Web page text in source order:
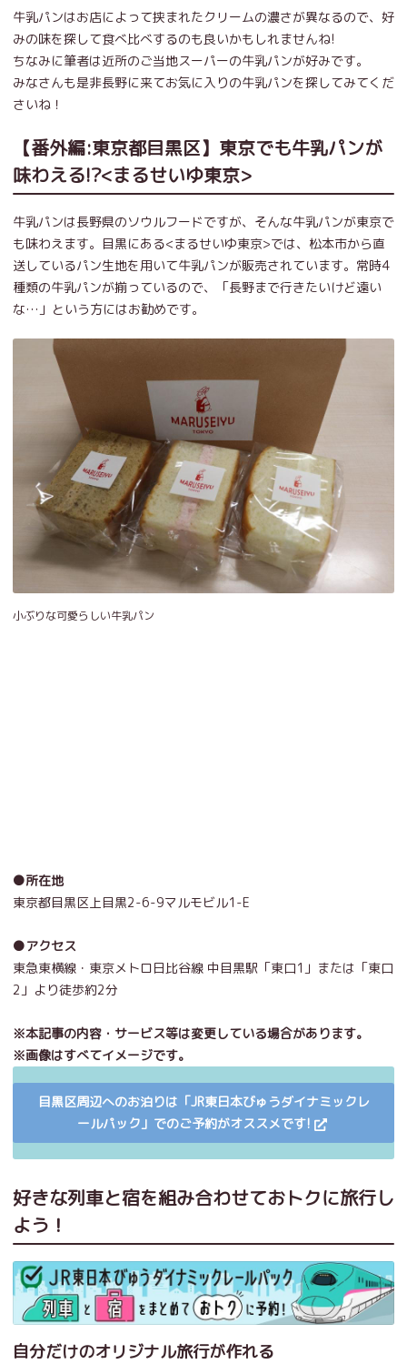
牛乳パンはお店によって挟まれたクリームの濃さが異なるので、好
みの味を探して食べ比べするのも良いかもしれませんね!
ちなみに筆者は近所のご当地スーパーの牛乳パンが好みです。
みなさんも是非長野に来てお気に入りの牛乳パンを探してみてくだ
さいね！
【番外編:東京都目黒区】東京でも牛乳パンが
味わえる!?<まるせいゆ東京>
牛乳パンは長野県のソウルフードですが、そんな牛乳パンが東京で
も味わえます。目黒にある<まるせいゆ東京>では、松本市から直
送しているパン生地を用いて牛乳パンが販売されています。常時4
種類の牛乳パンが揃っているので、「長野まで行きたいけど遠い
な…」という方にはお勧めです。
小ぶりな可愛らしい牛乳パン
●所在地
東京都目黒区上目黒2-6-9マルモビル1-E
●アクセス
東急東横線・東京メトロ日比谷線 中目黒駅「東口1 」または「東口
2 」より徒歩約2分
※本記事の内容・サービス等は変更している場合があります。
※画像はすべてイメージです。
目黒区周辺へのお泊りは「JR東日本びゅうダイナミックレ
ールパック」でのご予約がオススメです!
好きな列車と宿を組み合わせておトクに旅行し
よう！
自分だけのオリジナル旅行が作れる